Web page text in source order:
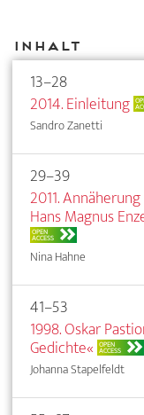
Inhalt
13–28
2014. Einleitung
Sandro Zanetti
29–39
2011.
Hans Magnus
OPEN
ACCESS
Nina Hahne
41–53
1998. Oskar
Gedichte« OPEN
ACCESS
Johanna Stapelfeldt